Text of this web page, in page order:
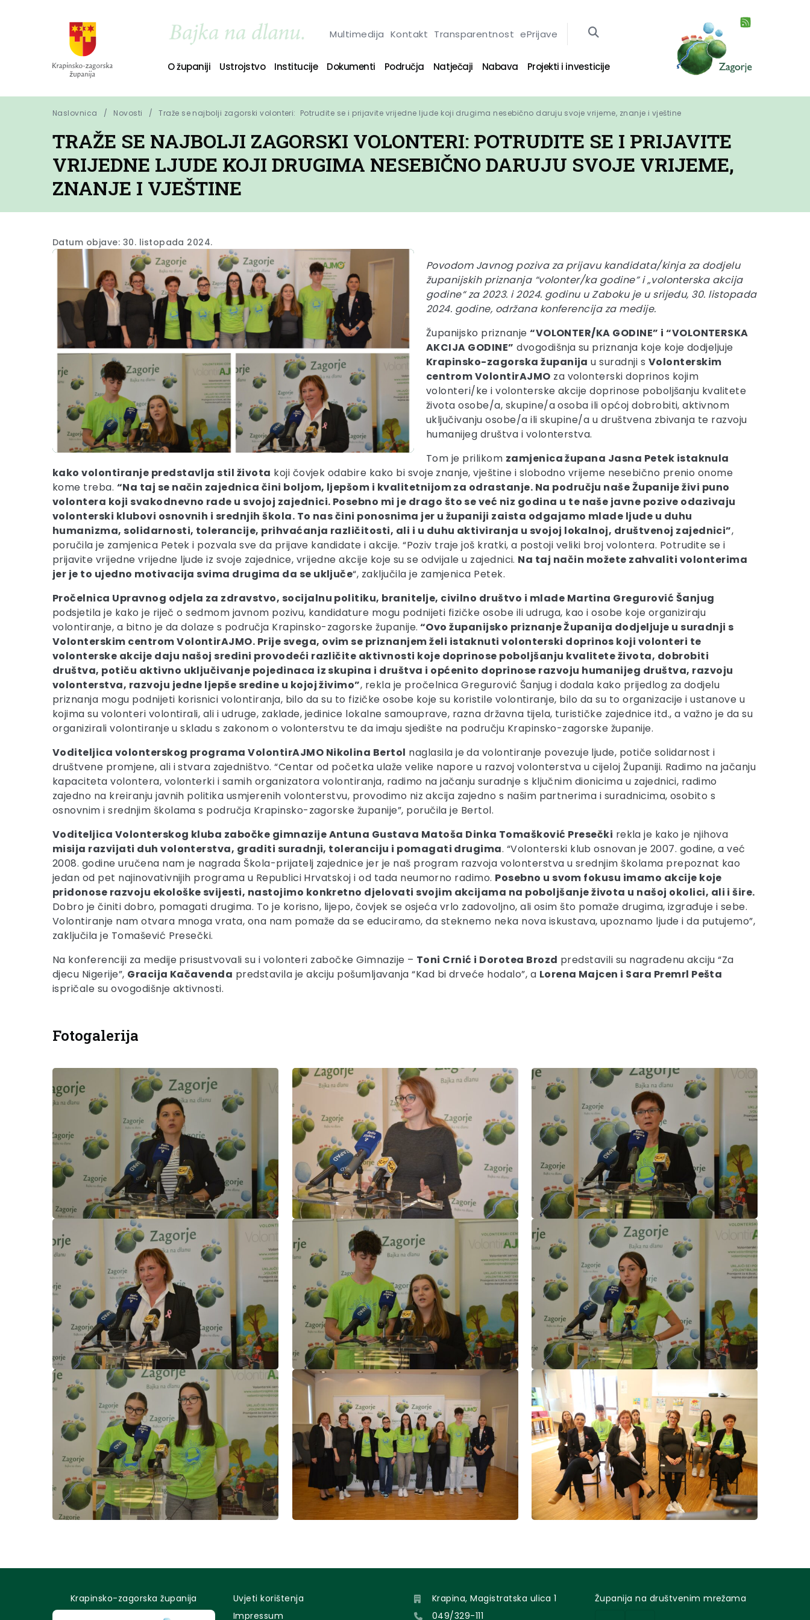
Multimedija Kontakt Transparentnost ePrijave
O županiji Ustrojstvo Institucije Dokumenti Područja Natječaji Nabava Projekti i investicije
Naslovnica Novosti Traže se najbolji zagorski volonteri:  Potrudite se i prijavite vrijedne ljude koji drugima nesebično daruju svoje vrijeme, znanje i vještine
TRAŽE SE NAJBOLJI ZAGORSKI VOLONTERI: POTRUDITE SE I PRIJAVITE
VRIJEDNE LJUDE KOJI DRUGIMA NESEBIČNO DARUJU SVOJE VRIJEME,
ZNANJE I VJEŠTINE
Datum objave: 30. listopada 2024.
Povodom Javnog poziva za prijavu kandidata/kinja za dodjelu
županijskih priznanja “volonter/ka godine” i „volonterska akcija
godine“ za 2023. i 2024. godinu u Zaboku je u srijedu, 30. listopada
2024. godine, održana konferencija za medije.
Županijsko priznanje“VOLONTER/KA GODINE” i “VOLONTERSKA
AKCIJA GODINE” dvogodišnja su priznanja koje koje dodjeljuje
Krapinsko-zagorska županija u suradnji s Volonterskim
centrom VolontirAJMO za volonterski doprinos kojim
volonteri/ke i volonterske akcije doprinose poboljšanju kvalitete
života osobe/a, skupine/a osoba ili općoj dobrobiti, aktivnom
uključivanju osobe/a ili skupine/a u društvena zbivanja te razvoju
humanijeg društva i volonterstva.
Tom je prilikom zamjenica župana Jasna Petek istaknula
kako volontiranje predstavlja stil života koji čovjek odabire kako bi svoje znanje, vještine i slobodno vrijeme nesebično prenio onome
kome treba. “Na taj se način zajednica čini boljom, ljepšom i kvalitetnijom za odrastanje. Na području naše Županije živi puno
volontera koji svakodnevno rade u svojoj zajednici. Posebno mi je drago što se već niz godina u te naše javne pozive odazivaju
volonterski klubovi osnovnih i srednjih škola. To nas čini ponosnima jer u županiji zaista odgajamo mlade ljude u duhu
humanizma, solidarnosti, tolerancije, prihvaćanja različitosti, ali i u duhu aktiviranja u svojoj lokalnoj, društvenoj zajednici”,
poručila je zamjenica Petek i pozvala sve da prijave kandidate i akcije. “Poziv traje još kratki, a postoji veliki broj volontera. Potrudite se i
prijavite vrijedne vrijedne ljude iz svoje zajednice, vrijedne akcije koje su se odvijale u zajednici. Na taj način možete zahvaliti volonterima
jer je to ujedno motivacija svima drugima da se uključe“, zaključila je zamjenica Petek.
Pročelnica Upravnog odjela za zdravstvo, socijalnu politiku, branitelje, civilno društvo i mlade Martina Gregurović Šanjug
podsjetila je kako je riječ o sedmom javnom pozivu, kandidature mogu podnijeti fizičke osobe ili udruga, kao i osobe koje organiziraju
volontiranje, a bitno je da dolaze s područja Krapinsko-zagorske županije. “Ovo županijsko priznanje Županija dodjeljuje u suradnji s
Volonterskim centrom VolontirAJMO. Prije svega, ovim se priznanjem želi istaknuti volonterski doprinos koji volonteri te
volonterske akcije daju našoj sredini provodeći različite aktivnosti koje doprinose poboljšanju kvalitete života, dobrobiti
društva, potiču aktivno uključivanje pojedinaca iz skupina i društva i općenito doprinose razvoju humanijeg društva, razvoju
volonterstva, razvoju jedne ljepše sredine u kojoj živimo”, rekla je pročelnica Gregurović Šanjug i dodala kako prijedlog za dodjelu
priznanja mogu podnijeti korisnici volontiranja, bilo da su to fizičke osobe koje su koristile volontiranje, bilo da su to organizacije i ustanove u
kojima su volonteri volontirali, ali i udruge, zaklade, jedinice lokalne samouprave, razna državna tijela, turističke zajednice itd., a važno je da su
organizirali volontiranje u skladu s zakonom o volonterstvu te da imaju sjedište na području Krapinsko-zagorske županije.
Voditeljica volonterskog programa VolontirAJMO Nikolina Bertol naglasila je da volontiranje povezuje ljude, potiče solidarnost i
društvene promjene, ali i stvara zajedništvo. “Centar od početka ulaže velike napore u razvoj volonterstva u cijeloj Županiji. Radimo na jačanju
kapaciteta volontera, volonterki i samih organizatora volontiranja, radimo na jačanju suradnje s ključnim dionicima u zajednici, radimo
zajedno na kreiranju javnih politika usmjerenih volonterstvu, provodimo niz akcija zajedno s našim partnerima i suradnicima, osobito s
osnovnim i srednjim školama s područja Krapinsko-zagorske županije”, poručila je Bertol.
Voditeljica Volonterskog kluba zabočke gimnazije Antuna Gustava Matoša Dinka Tomašković Presečki rekla je kako je njihova
misija razvijati duh volonterstva, graditi suradnji, toleranciju i pomagati drugima. “Volonterski klub osnovan je 2007. godine, a već
2008. godine uručena nam je nagrada Škola-prijatelj zajednice jer je naš program razvoja volonterstva u srednjim školama prepoznat kao
jedan od pet najinovativnijih programa u Republici Hrvatskoj i od tada neumorno radimo. Posebno u svom fokusu imamo akcije koje
pridonose razvoju ekološke svijesti, nastojimo konkretno djelovati svojim akcijama na poboljšanje života u našoj okolici, ali i šire.
Dobro je činiti dobro, pomagati drugima. To je korisno, lijepo, čovjek se osjeća vrlo zadovoljno, ali osim što pomaže drugima, izgrađuje i sebe.
Volontiranje nam otvara mnoga vrata, ona nam pomaže da se educiramo, da steknemo neka nova iskustava, upoznamo ljude i da putujemo”,
zaključila je Tomašević Presečki.
Na konferenciji za medije prisustvovali su i volonteri zabočke Gimnazije – Toni Crnić i Dorotea Brozd predstavili su nagrađenu akciju “Za
djecu Nigerije”, Gracija Kačavenda predstavila je akciju pošumljavanja “Kad bi drveće hodalo”, a Lorena Majcen i Sara Premrl Pešta
ispričale su ovogodišnje aktivnosti.
Fotogalerija
Krapinsko-zagorska županija
Uvjeti korištenja
Impressum
Krapina, Magistratska ulica 1
049/329-111
Županija na društvenim mrežama